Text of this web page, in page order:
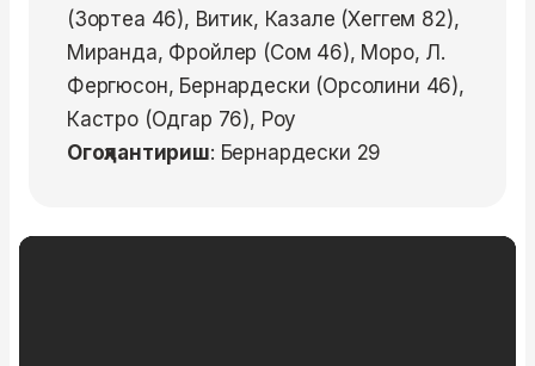
(Зортеа 46), Витик, Казале (Хеггем 82),
Миранда, Фройлер (Сом 46), Моро, Л.
Фергюсон, Бернардески (Орсолини 46),
Кастро (Одгар 76), Роу
Огоҳлантириш: Бернардески 29